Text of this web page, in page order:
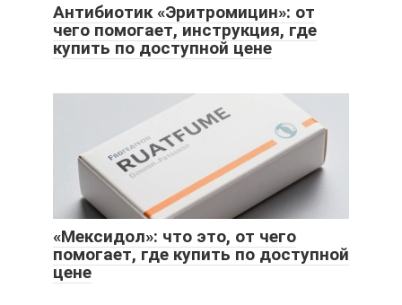
Антибиотик «Эритромицин»: от
чего помогает, инструкция, где
купить по доступной цене
«Мексидол»: что это, от чего
помогает, где купить по доступной
цене